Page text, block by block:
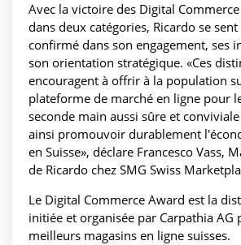
Avec la victoire des Digital
dans deux catégories, Ricardo se
confirmé dans son engagement, ses
son orientation stratégique. «Ces
encouragent à offrir à la population
plateforme de marché en ligne pour
seconde main aussi sûre et
ainsi promouvoir durablement
en Suisse», déclare Francesco Vass,
de Ricardo chez SMG Swiss
Le Digital Commerce Award est la
initiée et organisée par Carpathia AG
meilleurs magasins en ligne suisses.